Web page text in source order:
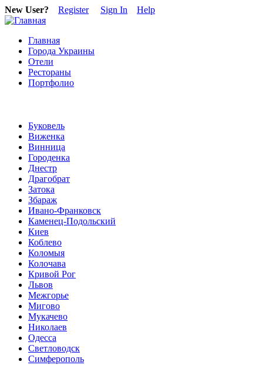
New User? Register Sign In Help
Главная
Города Украины
Отели
Рестораны
Портфолио
Буковель
Виженка
Винница
Городенка
Днестр
Драгобрат
Затока
Збараж
Ивано-Франковск
Каменец-Подольский
Киев
Коблево
Коломыя
Колочава
Кривой Рог
Львов
Межгорье
Мигово
Мукачево
Николаев
Одесса
Светловодск
Симферополь